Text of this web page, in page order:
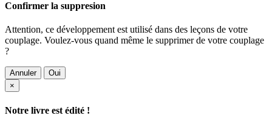
Confirmer la suppresion
Attention, ce développement est utilisé dans des leçons de votre
couplage. Voulez-vous quand même le supprimer de votre couplage
?
Annuler
Oui
×
Notre livre est édité !